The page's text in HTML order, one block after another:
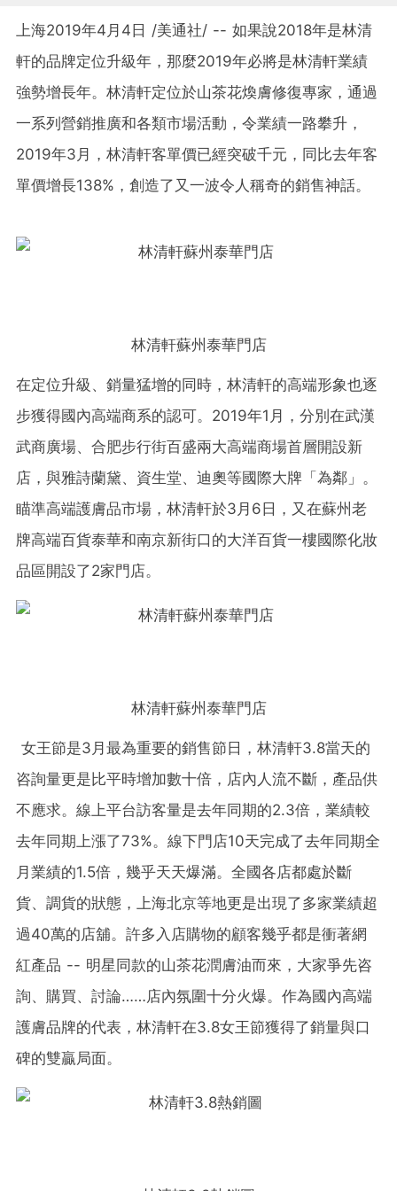
上海2019年4月 4日 /美通社/ -- 如果說2018年是林清
軒的品牌定位升級年，那麼2019年必將是林清軒業績
強勢增長年。林清軒定位於山茶花煥膚修復專家，通過
一系列營銷推廣和各類市場活動，令業績一路攀升，
2019年3月，林清軒客單價已經突破千元，同比去年客
單價增長138%，創造了又一波令人稱奇的銷售神話。
林清軒蘇州泰華門店
在定位升級、銷量猛增的同時，林清軒的高端形象也逐
步獲得國內高端商系的認可。2019年1月，分別在武漢
武商廣場、合肥步行街百盛兩大高端商場首層開設新
店，與雅詩蘭黛、資生堂、迪奧等國際大牌「為鄰」。
瞄準高端護膚品市場，林清軒於3月6日，又在蘇州老
牌高端百貨泰華和南京新街口的大洋百貨一樓國際化妝
品區開設了2家門店。
林清軒蘇州泰華門店
女王節是3月最為重要的銷售節日，林清軒3.8當天的
咨詢量更是比平時增加數十倍，店內人流不斷，產品供
不應求。線上平台訪客量是去年同期的2.3倍，業績較
去年同期上漲了73%。線下門店10天完成了去年同期全
月業績的1.5倍，幾乎天天爆滿。全國各店都處於斷
貨、調貨的狀態，上海北京等地更是出現了多家業績超
過40萬的店舖。許多入店購物的顧客幾乎都是衝著網
紅產品 -- 明星同款的山茶花潤膚油而來，大家爭先咨
詢、購買、討論……店內氛圍十分火爆。 作為國內高端
護膚品牌的代表，林清軒在3.8女王節獲得了銷量與口
碑的雙贏局面。